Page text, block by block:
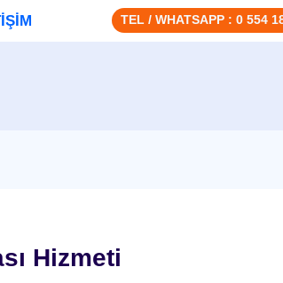
TEL / WHATSAPP : 0 554
Hizmeti